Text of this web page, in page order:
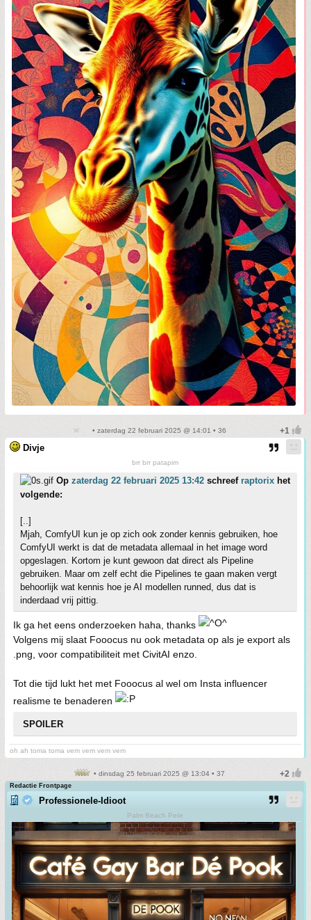
• zaterdag 22 februari 2025 @ 14:01 • 36
Divje
brr brr patapim
Op zaterdag 22 februari 2025 13:42 schreef raptorix het
volgende:
[..]
Mjah, ComfyUI kun je op zich ook zonder kennis gebruiken, hoe
ComfyUI werkt is dat de metadata allemaal in het image word
opgeslagen. Kortom je kunt gewoon dat direct als Pipeline
gebruiken. Maar om zelf echt die Pipelines te gaan maken vergt
behoorlijk wat kennis hoe je AI modellen runned, dus dat is
inderdaad vrij pittig.
Ik ga het eens onderzoeken haha, thanks
Volgens mij slaat Fooocus nu ook metadata op als je export als
.png, voor compatibiliteit met CivitAI enzo.
Tot die tijd lukt het met Fooocus al wel om Insta influencer
realisme te benaderen
SPOILER
oh ah toma toma vem vem vem vem
• dinsdag 25 februari 2025 @ 13:04 • 37
Redactie Frontpage
Professionele-Idioot
Palm Beach Pete